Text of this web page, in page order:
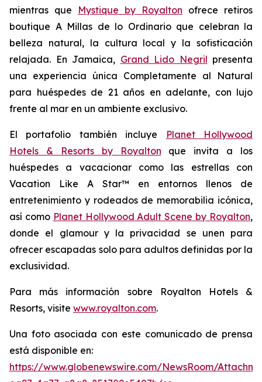
mientras que Mystique by Royalton ofrece retiros
boutique A Millas de lo Ordinarioque celebran la
belleza natural, la cultura local y la sofisticación
relajada. En Jamaica, Grand Lido Negril presenta
una experiencia única Completamente al Natural
para huéspedes de 21 años en adelante, con lujo
frente al mar en un ambiente exclusivo.
El portafolio también incluye
Planet Hollywood
Hotels & Resorts by Royalton que invita a los
huéspedes a vacacionar como las estrellas con
Vacation Like A Star™ en entornos llenos de
entretenimiento y rodeados de memorabilia icónica,
así como Planet Hollywood Adult Scene by Royalton,
donde el glamour y la privacidad se unen para
ofrecer escapadas solo para adultos definidas por la
exclusividad.
Para más información sobre Royalton Hotels &
Resorts, visite www.royalton.com.
Una foto asociada con este comunicado de prensa
está disponible en:
https://www.globenewswire.com/NewsRoom/